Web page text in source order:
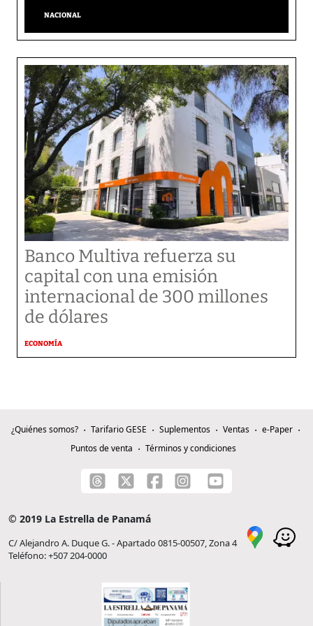
NACIONAL
Banco Multiva refuerza su
capital con una emisión
internacional de 300 millones
de dólares
ECONOMÍA
¿Quiénes somos? Tarifario GESE Suplementos Ventas
e-Paper
Puntos de venta
Términos y condiciones
© 2019 La Estrella de Panamá
C/ Alejandro A. Duque G. - Apartado 0815-00507, Zona 4
Teléfono: +507 204-0000